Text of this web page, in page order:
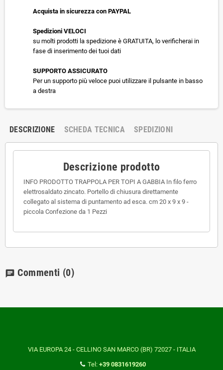
Acquista in sicurezza con PAYPAL
Spedizioni VELOCI
su molti prodotti la spedizione è GRATUITA, lo verificherai in
fase di inserimento dei tuoi dati
SUPPORTO ASSICURATO
Per un supporto più veloce puoi utilizzare il pulsante in basso
a destra
DESCRIZIONE SCHEDA TECNICA SPEDIZIONI
Descrizione prodotto
INFO PRODOTTO TRAPPOLA PER TOPI A GABBIA In filo ferro
elettrosaldato zincato. Portello di chiusura direttamente
collegato al sistema di puntamento ad esca. cm 20 x 9 x 9 -
piccola Confezione da 1 Pezzi
chat Commenti (0)
VIA EUROPA 24 - CELLINO SAN MARCO (BR) 72027 - ITALIA
Tel: +39 0831619260